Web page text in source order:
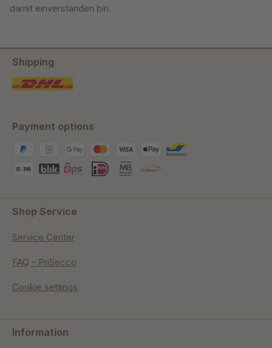
damit einverstanden bin.
Shipping
Payment options
Shop Service
Service Center
FAQ - PriSecco
Cookie settings
Information